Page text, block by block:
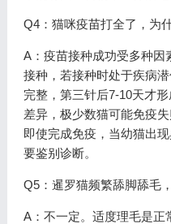
Q4：猫咪疫苗打全了，为
A：疫苗接种成功受多种
接种，若接种时处于疾病
完整，第三针后7-10天才
差异，极少数猫可能免疫
即使完成免疫，当幼猫出
要鉴别诊断。
Q5：暹罗猫频繁舔脚舔毛
A：不一定。适度理毛是正